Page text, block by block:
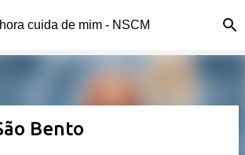
para o conteúdo principal
cuida de mim - NSCM
Bento